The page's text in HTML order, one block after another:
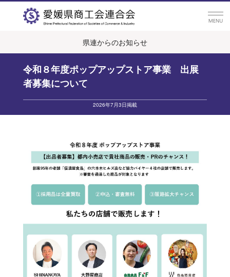
県連からのお知らせ
令和８年度ポップアップストア事業 出展
者募集について
2026年7月3日掲載